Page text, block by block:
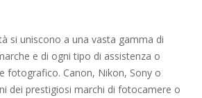
si uniscono a una vasta gamma di
e di ogni tipo di assistenza o
fotografico. Canon, Nikon, Sony o
dei prestigiosi marchi di fotocamere o